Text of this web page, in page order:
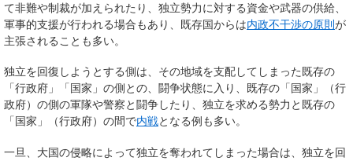
て非難や制裁が加えられたり、独立勢力に対する資金や武器の供給、
軍事的支援が行われる場合もあり、既存国からは内政不干渉の原則が
主張されることも多い。
独立を回復しようとする側は、その地域を支配してしまった既存の
「行政府」「国家」の側との、闘争状態に入り、既存の「国家」（行
政府）の側の軍隊や警察と闘争したり、独立を求める勢力と既存の
「国家」（行政府）の間で内戦となる例も多い。
一旦、大国の侵略によって独立を奪われてしまった場合は、独立を回